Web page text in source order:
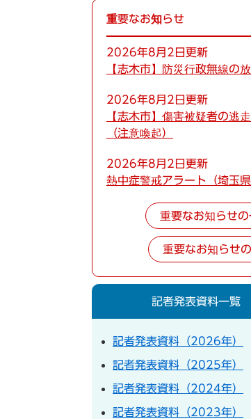
重要なお知らせ
2026年8月2日更新
【志木市】防災行政無線の
2026年8月2日更新
【志木市】傷害被疑者の逃
（注意喚起）
2026年8月2日更新
熱中症警戒アラート（埼玉県
重要なお知らせの
重要なお知らせ
記者発表資料一覧
記者発表資料（2026年）
記者発表資料（2025年）
記者発表資料（2024年）
記者発表資料（2023年）